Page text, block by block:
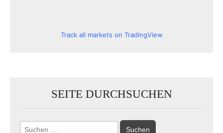
Track all markets on TradingView
SEITE DURCHSUCHEN
Suchen